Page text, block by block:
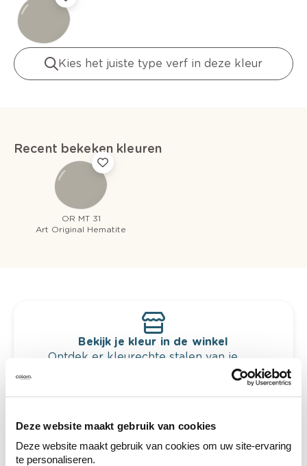
Deze website maakt gebruik van cookies
Deze website maakt gebruik van cookies om uw site-ervaring
te personaliseren.
Kies het juiste type verf in deze kleur
Recent bekeken kleuren
OR MT 31
Art Original Hematite
Bekijk je kleur in de winkel
Ontdek er kleurechte stalen van je
Krijg persoonlijk advies om kleuren te
combineren.